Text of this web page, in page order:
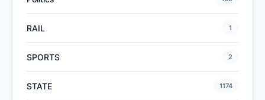
RAIL 1
SPORTS 2
STATE 1174